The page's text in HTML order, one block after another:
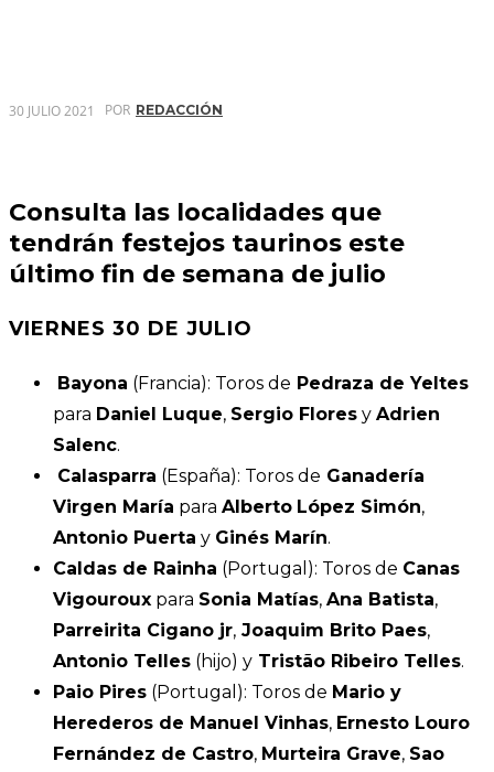
30 JULIO 2021 POR REDACCIÓN
Consulta las localidades que
tendrán festejos taurinos este
último fin de semana de julio
VIERNES 30 DE JULIO
Bayona (Francia): Toros de Pedraza de Yeltes
para Daniel Luque, Sergio Flores y Adrien
Salenc.
Calasparra (España): Toros de Ganadería
Virgen María para Alberto López Simón,
Antonio Puerta y Ginés Marín.
Caldas de Rainha (Portugal): Toros de Canas
Vigouroux para Sonia Matías, Ana Batista,
Parreirita Cigano jr, Joaquim Brito Paes,
Antonio Telles (hijo) y Tristão Ribeiro Telles.
Paio Pires (Portugal): Toros de Mario y
Herederos de Manuel Vinhas, Ernesto Louro
Fernández de Castro, Murteira Grave, Sao